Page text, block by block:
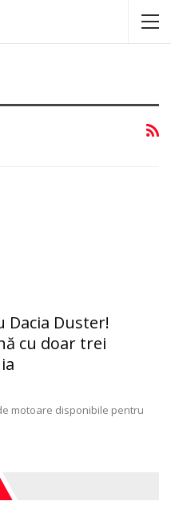
Dacia Duster!
cu doar trei
motoare disponibile pentru